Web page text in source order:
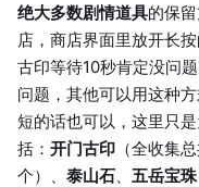
绝大多数剧情道具的保
店，商店界面里放开长
古印等待10秒肯定没问
问题，其他可以用这种
短的话也可以，这里只
括： 开门古印 （全收集
个）、 泰山石 五岳宝珠